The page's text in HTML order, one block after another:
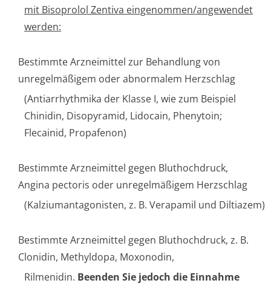
mit Bisoprolol Zentiva eingenommen/an­gewendet
werden:
Bestimmte Arzneimittel zur Behandlung von
unregelmäßigem oder abnormalem Herzschlag
(Antiarrhythmika der Klasse I, wie zum Beispiel
Chinidin, Disopyramid, Lidocain, Phenytoin;
Flecainid, Propafenon)
Bestimmte Arzneimittel gegen Bluthochdruck,
Angina pectoris oder unregelmäßigem Herzschlag
(Kalziumantago­nisten, z. B. Verapamil und Diltiazem)
Bestimmte Arzneimittel gegen Bluthochdruck, z. B.
Clonidin, Methyldopa, Moxonodin,
Rilmenidin. Beenden Sie jedoch die Einnahme